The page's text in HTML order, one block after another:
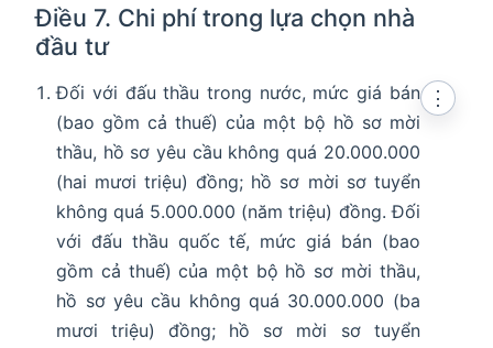
Điều 7. Chi phí trong lựa chọn nhà
đầu tư
Đối với đấu thầu trong nước, mức giá bán
(bao gồm cả thuế) của một bộ hồ sơ mời
thầu, hồ sơ yêu cầu không quá 20.000.000
(hai mươi triệu) đồng; hồ sơ mời sơ tuyển
không quá 5.000.000 (năm triệu) đồng. Đối
với đấu thầu quốc tế, mức giá bán (bao
gồm cả thuế) của một bộ hồ sơ mời thầu,
hồ sơ yêu cầu không quá 30.000.000 (ba
mươi triệu) đồng; hồ sơ mời sơ tuyển
⋮